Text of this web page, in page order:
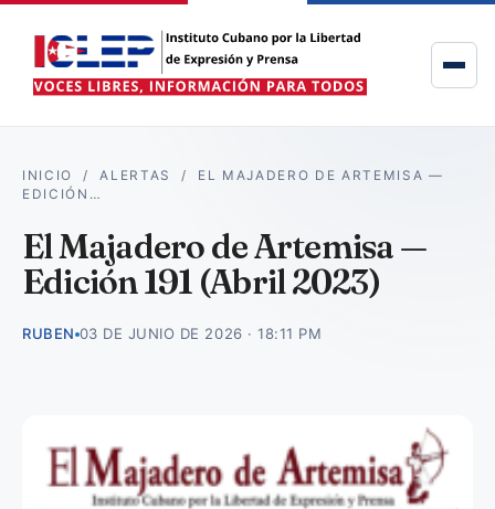
INICIO /ALERTAS / EL MAJADERO DE ARTEMISA —
EDICIÓN…
El Majadero de Artemisa —
Edición 191 (Abril 2023)
RUBEN 03 DE JUNIO DE 2026 · 18:11 PM